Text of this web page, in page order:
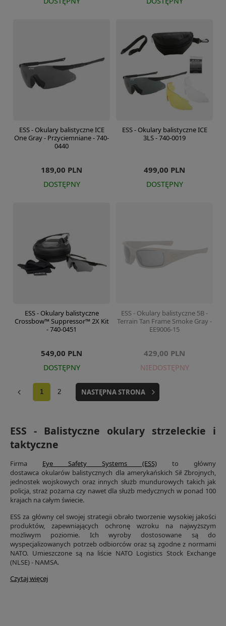
ESS - Okulary balistyczne ICE
One Gray - Przyciemniane - 740-
0440
189,00 PLN
DOSTĘPNY
ESS - Okulary balistyczne ICE
3LS - 740-0019
499,00 PLN
DOSTĘPNY
ESS - Okulary balistyczne
Crossbow™ Suppressor™ 2X Kit
- 740-0451
549,00 PLN
DOSTĘPNY
ESS - Okulary balistyczne 5B -
Terrain Tan Frame Smoke Gray -
EE9006-15
429,00 PLN
NIEDOSTĘPNY
1 2 NASTĘPNA STRONA
ESS - Balistyczne okulary strzeleckie i
taktyczne
Firma Eye Safety Systems (ESS)
to główny
dostawca okularów balistycznych dla amerykańskich Sił Zbrojnych,
jednostek wojskowych oraz innych służb mundurowych takich jak
policja, straż pożarna czy nawet dla służb medycznych w ponad 100
krajach na całym świecie.
ESS za główny cel swojej strategii obrało tworzenie wysokiej jakości
produktów, zapewniających ochronę wzroku na najwyższym
możliwym poziomie. Ich wyroby dostosowane są do
wyspecjalizowanych potrzeb odbiorców oraz są zgodne z normami
NATO. Umieszczone są na liście NATO Logistics Stock Exchange
(NLSE) - NAMSA.
Czytaj więcej